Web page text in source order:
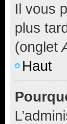
Il vous
plus
(onglet
Haut